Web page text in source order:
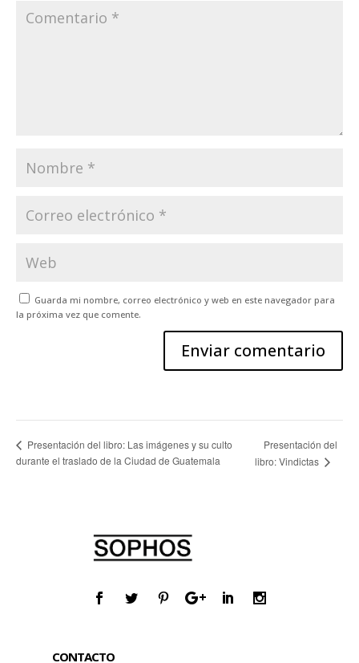
Guarda mi nombre, correo electrónico y web en este navegador para
la próxima vez que comente.
Presentación del libro: Las imágenes y su culto
durante el traslado de la Ciudad de Guatemala
Presentación del
libro: Vindictas
CONTACTO